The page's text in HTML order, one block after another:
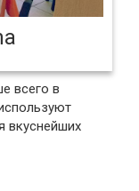
всего в
вкуснейших